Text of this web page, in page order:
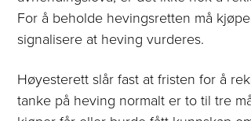
For å beholde hevingsretten må
signalisere at heving vurderes.
Høyesterett slår fast at fristen for å
tanke på heving normalt er to til tre